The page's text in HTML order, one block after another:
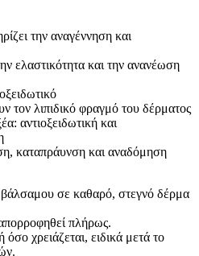
την αναγέννηση και
ελαστικότητα και την ανανέωση
τον λιπιδικό φραγμό του δέρματος
αντιοξειδωτική και
καταπράυνση και αναδόμηση
σε καθαρό, στεγνό δέρμα
πλήρως.
χρειάζεται, ειδικά μετά το